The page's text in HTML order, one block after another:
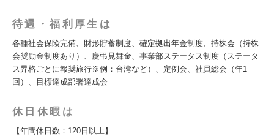
待遇・福利厚生は
各種社会保険完備、財形貯蓄制度、確定拠出年金制度、持株会（持株
会奨励金制度あり）、慶弔見舞金、事業部ステータス制度（ステータ
ス昇格ごとに報奨旅行※例：台湾など）、定例会、社員総会（年1
回）、目標達成部署達成会
休日休暇は
【年間休日数：120日以上】